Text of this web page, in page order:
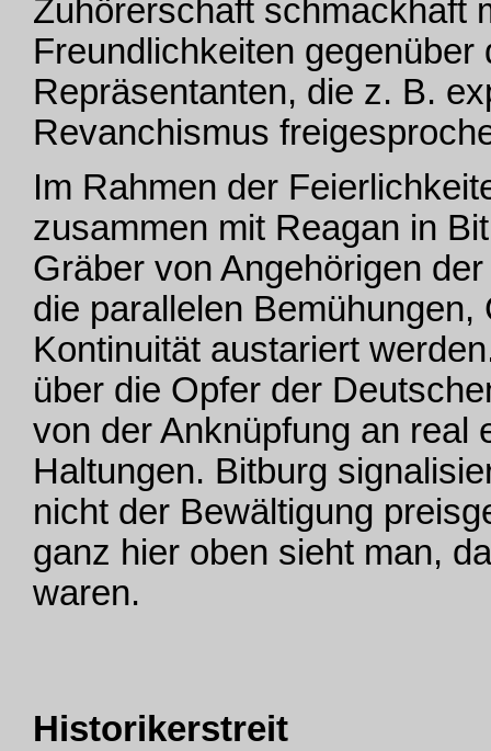
Zuhörerschaft schmackhaft
Freundlichkeiten
Repräsentanten, die z. B.
Revanchismus
Im Rahmen der
zusammen mit Reagan in
Gräber von Angehörigen
die parallelen
Kontinuität austariert
über die Opfer der
von der Anknüpfung an real
Haltungen. Bitburg
nicht der Bewältigung
ganz hier oben sieht man,
waren.
Historikerstreit